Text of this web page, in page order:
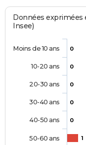
Données exprimées
Insee)
0
0
0
0
0
1
Moins de 10 ans
10-20 ans
20-30 ans
30-40 ans
40-50 ans
50-60 ans